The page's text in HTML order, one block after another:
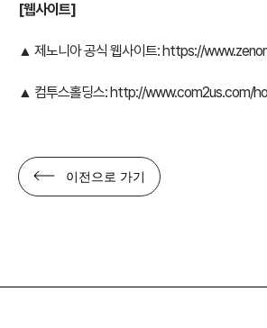
[웹사이트]
▲ 제노니아 공식 웹사이트:https://
▲ 컴투스홀딩스:http://www.com2us.com/
이전으로 가기